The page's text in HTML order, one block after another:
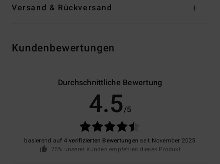
Versand & Rückversand
Kundenbewertungen
Durchschnittliche Bewertung
4.5/5
basierend auf 4 verifizierten Bewertungen seit November 2025
75% unserer Kunden empfehlen dieses Produkt